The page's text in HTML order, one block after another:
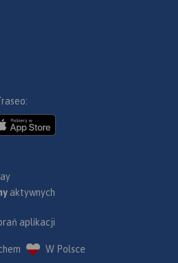
aktywnych
aplikacji
W Polsce